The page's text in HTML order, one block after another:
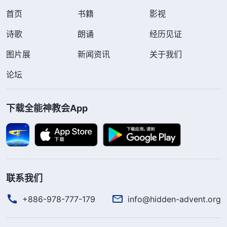
首页 书籍
影视
诗歌
朗诵
经历见证
图片展
新闻资讯
关于我们
论坛
下载全能神教会App
联系我们
+886-978-777-179 info@hidden-advent.org